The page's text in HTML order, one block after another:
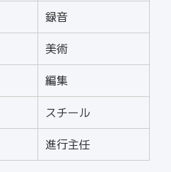
録音
美術
編集
スチール
進行主任